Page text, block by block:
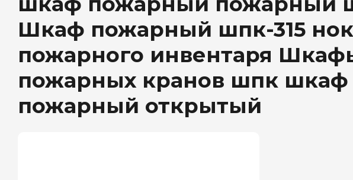
Шкаф пожарный шпк-315
пожарного инвентаря
пожарных кранов шпк
пожарный открытый